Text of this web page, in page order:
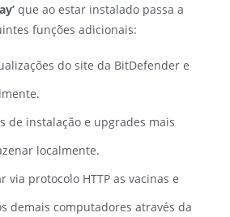
que ao estar instalado passa a
funções adicionais:
do site da BitDefender e
de instalação e upgrades mais
localmente.
via protocolo HTTP as vacinas e
demais computadores através da